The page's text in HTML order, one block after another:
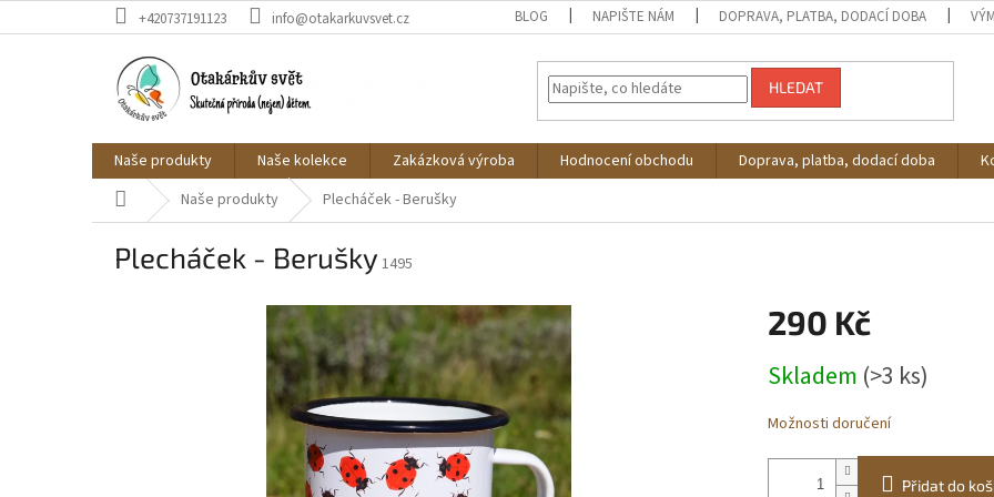
na
+420737191123 info@otakarkuvsvet.cz BLOG NAPIŠTE NÁM DOPRAVA, PLATBA, DODACÍ DOBA
HLEDAT
Naše produkty Naše kolekce Zakázková výroba Hodnocení obchodu Doprava, platba, dodací doba
Domů Naše produkty Plecháček - Berušky
Plecháček - Berušky 1495
290 Kč
cena:
Skladem (>3 ks)
Možnosti doručení
Přidat do